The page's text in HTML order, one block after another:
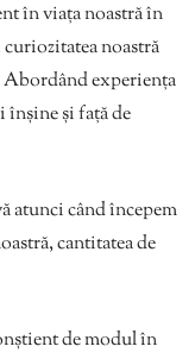
în viața noastră în
noastră
experiența
înșine și față de
atunci când începem
cantitatea de
de modul în